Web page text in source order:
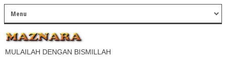
MULAILAH DENGAN BISMILLAH